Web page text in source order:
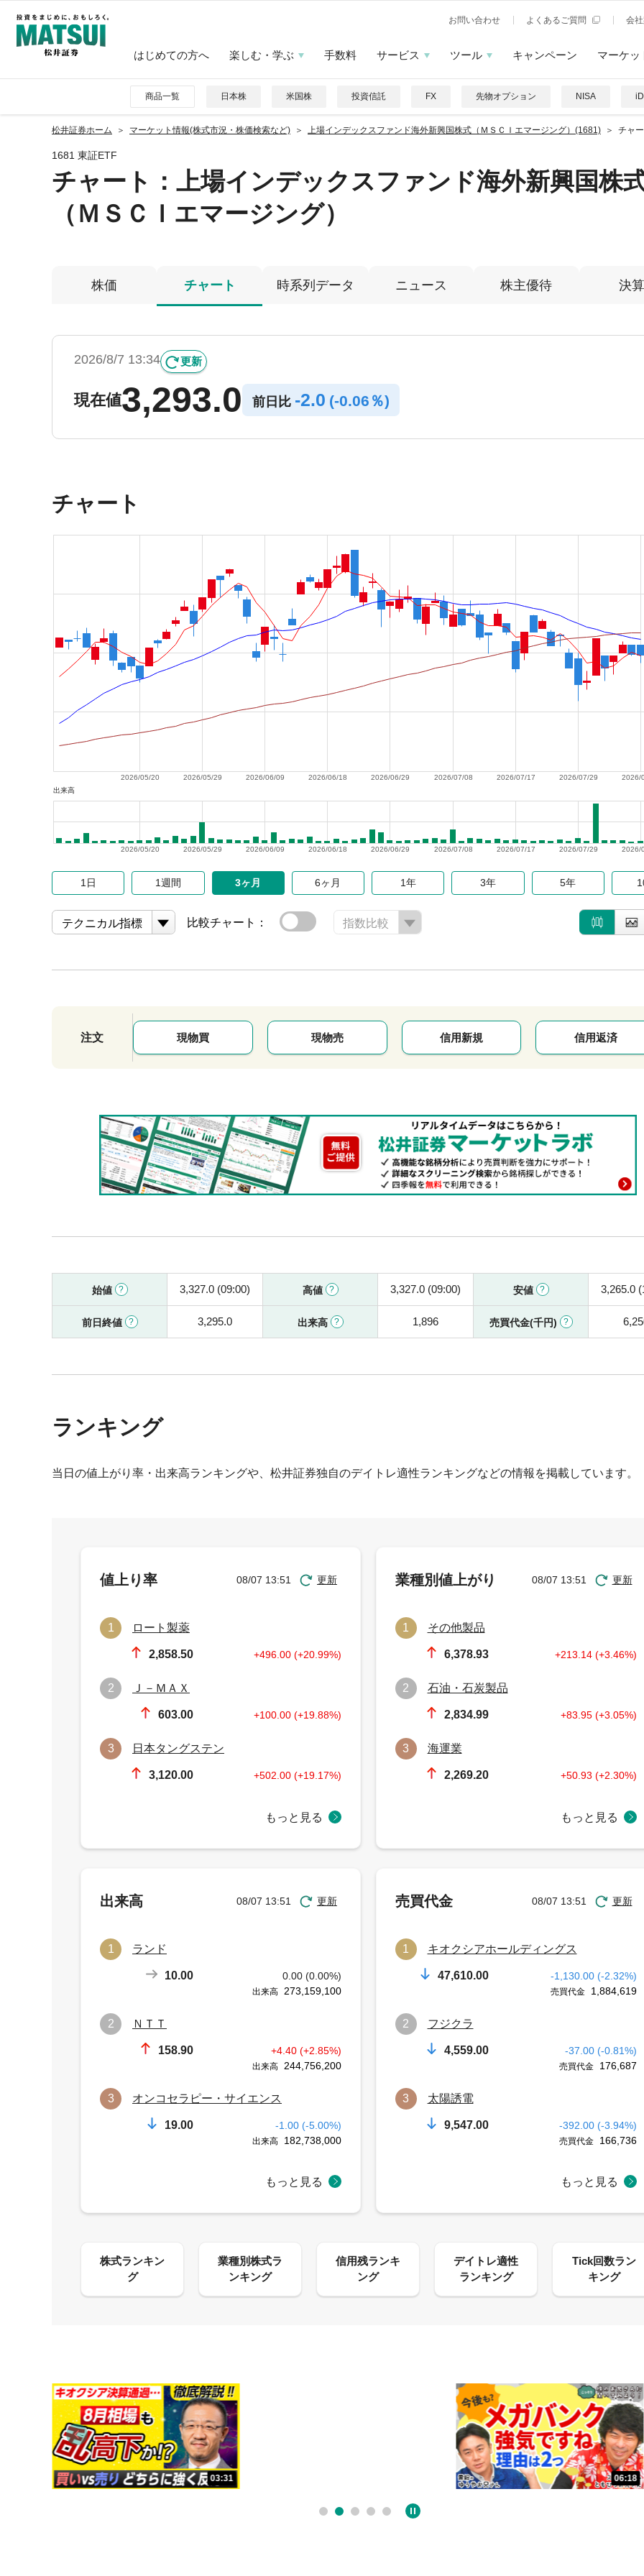
お問い合わせ よくあるご質問 会
はじめての方へ 楽しむ・学ぶ 手数料 サービス ツール キャンペーン マーケッ
商品一覧 日本株 米国株 投資信託 FX 先物オプション NISA
松井証券ホーム マーケット情報(株式市況・株価検索など) 上場インデックスファンド海外新興国株式（ＭＳＣＩエマージング）(1681) チャー
1681 東証ETF
チャート： 上場インデックスファンド海外新興国株
（ＭＳＣＩエマージング）
株価 チャート 時系列データ ニュース 株主優待 決算
2026/8/7 13:34 更新
現在値3,293.0 前日比 -2.0 (-0.06％)
チャート
2026/
2026/07/29
2026/07/17
2026/07/08
2026/06/29
2026/06/18
2026/06/09
2026/05/29
2026/05/20
出来高
2026/
2026/07/29
2026/07/17
2026/07/08
2026/06/29
2026/06/18
2026/06/09
2026/05/29
2026/05/20
1日 1週間 3ヶ月 6ヶ月 1年 3年 5年
テクニカル指標 比較チャート： 指数比較
注文 現物買 現物売 信用新規 信用返済
始値 3,327.0 (09:00) 高値 3,327.0 (09:00) 安値 3,265.0
前日終値 3,295.0 出来高 1,896 売買代金(千円)
ランキング
当日の値上がり率・出来高ランキングや、松井証券独自のデイトレ適性ランキングなどの情報を掲載しています。
03:31 06:18